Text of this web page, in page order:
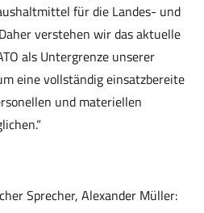
für die Landes- und
verstehen wir das aktuelle
als Untergrenze unserer
eine vollständig einsatzbereite
und materiellen
Sprecher, Alexander Müller: